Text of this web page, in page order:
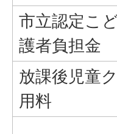
市立認定こ
護者負担金
放課後児童
用料